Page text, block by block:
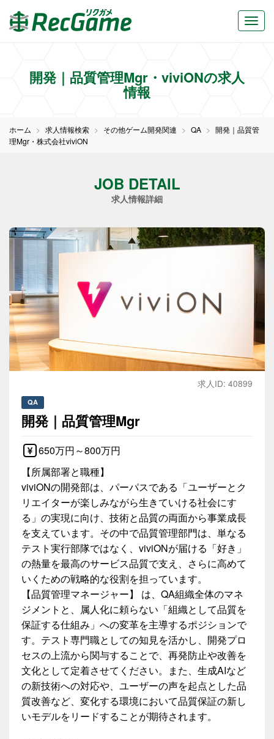
開発｜品質管理Mgr・viviONの求人
情報
ホーム 求人情報検索 その他ゲーム開発関連 QA
開発｜品質管
理Mgr・株式会社viviON
JOB DETAIL
求人情報詳細
求人ID: 40899
QA
開発｜品質管理Mgr
650万円～800万円
【所属部署と職種】
viviONの開発部は、パーパスである「ユーザーとク
リエイターが楽しみながら生きていける社会にす
る」の実現に向け、技術と品質の両面から事業成長
を支えています。その中で品質管理部門は、単なる
テスト実行部隊ではなく、viviONが届ける「好き」
の熱量を最高のサービス品質で支え、さらに高めて
いくための戦略的な役割を担っています。
【品質管理マネージャー】 は、QA組織全体のマネ
ジメントと、属人化に頼らない「組織として品質を
保証する仕組み」への変革を主導するポジションで
す。テスト専門職としての知見を活かし、開発プロ
セスの上流から関与することで、再発防止や改善を
文化として定着させてください。また、生成AIなど
の新技術への対応や、ユーザーの声を起点とした品
質改善など、変化する環境において品質保証の新し
いモデルをリードすることが期待されます。